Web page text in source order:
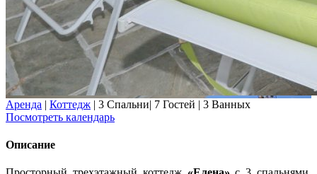
Аренда | Коттедж | 3 Спальни| 7 Гостей | 3 Ванных
Посмотреть календарь
Описание